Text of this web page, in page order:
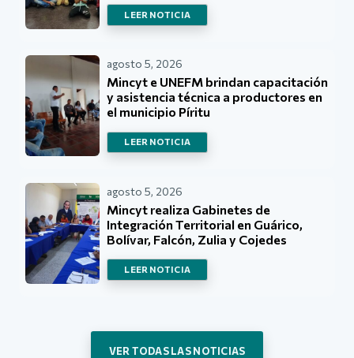
LEER NOTICIA
agosto 5, 2026
Mincyt e UNEFM brindan capacitación
y asistencia técnica a productores en
el municipio Píritu
LEER NOTICIA
agosto 5, 2026
Mincyt realiza Gabinetes de
Integración Territorial en Guárico,
Bolívar, Falcón, Zulia y Cojedes
LEER NOTICIA
VER TODAS LAS NOTICIAS